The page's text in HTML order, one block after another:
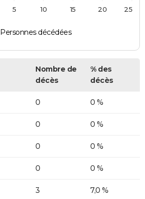
Personnes décédées
5 10 15 20 25
Nombre de
décès
% des
décès
0 0 %
0 0 %
0 0 %
0 0 %
3 7,0 %